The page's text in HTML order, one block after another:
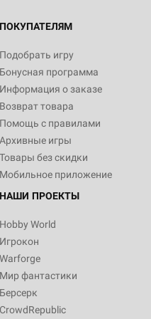
ПОКУПАТЕЛЯМ
Подобрать игру
Бонусная программа
Информация о заказе
Возврат товара
Помощь с правилами
Архивные игры
Товары без скидки
Мобильное приложение
НАШИ ПРОЕКТЫ
Hobby World
Игрокон
Warforge
Мир фантастики
Берсерк
CrowdRepublic